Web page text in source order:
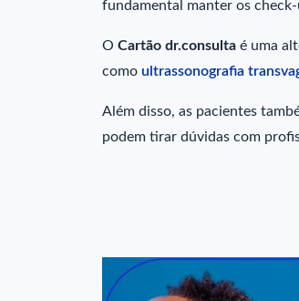
fundamental manter os
O Cartão dr.consulta é uma
como ultrassonografia
Além disso, as pacientes
podem tirar dúvidas com